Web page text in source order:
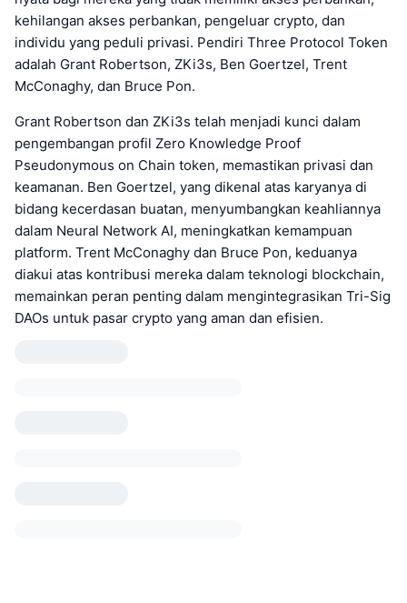
kehilangan akses perbankan, pengeluar crypto, dan
individu yang peduli privasi. Pendiri Three Protocol Token
adalah Grant Robertson, ZKi3s, Ben Goertzel, Trent
McConaghy, dan Bruce Pon.
Grant Robertson dan ZKi3s telah menjadi kunci dalam
pengembangan profil Zero Knowledge Proof
Pseudonymous on Chain token, memastikan privasi dan
keamanan. Ben Goertzel, yang dikenal atas karyanya di
bidang kecerdasan buatan, menyumbangkan keahliannya
dalam Neural Network AI, meningkatkan kemampuan
platform. Trent McConaghy dan Bruce Pon, keduanya
diakui atas kontribusi mereka dalam teknologi blockchain,
memainkan peran penting dalam mengintegrasikan Tri-Sig
DAOs untuk pasar crypto yang aman dan efisien.